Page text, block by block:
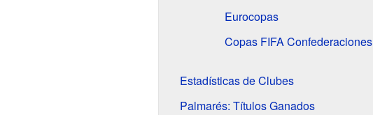
Eurocopas
Copas FIFA Confederaciones
Estadísticas de Clubes
Palmarés: Títulos Ganados